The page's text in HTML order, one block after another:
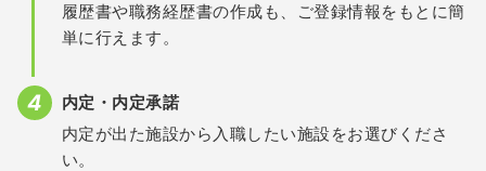
履歴書や職務経歴書の作成も、ご登録情報をもとに簡
単に行えます。
内定・内定承諾
内定が出た施設から入職したい施設をお選びくださ
い。